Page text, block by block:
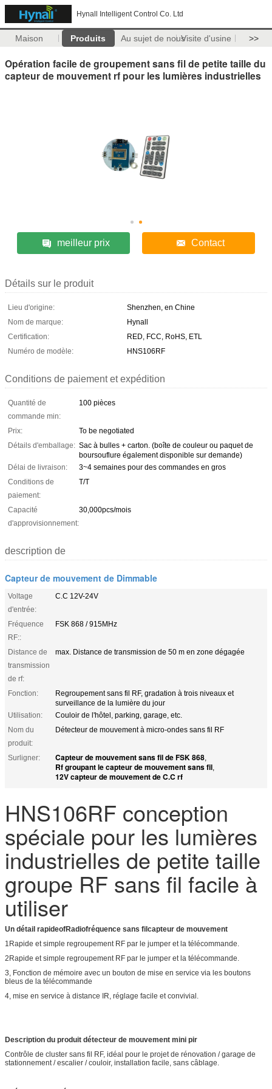
Hynall Intelligent Control Co. Ltd
Maison Produits Au sujet de nousVisite d'usine >>
Opération facile de groupement sans fil de petite taille du
capteur de mouvement rf pour les lumières industrielles
meilleur prix Contact
Détails sur le produit
Lieu d'origine:
Shenzhen, en Chine
Nom de marque:
Hynall
Certification:
RED, FCC, RoHS, ETL
Numéro de modèle:
HNS106RF
Conditions de paiement et expédition
Quantité de
commande min:
100 pièces
Prix:
To be negotiated
Détails d'emballage: Sac à bulles + carton. (boîte de couleur ou paquet de
boursouflure également disponible sur demande)
Délai de livraison:
3~4 semaines pour des commandes en gros
Conditions de
paiement:
T/T
Capacité
d'approvisionnement:
30,000pcs/mois
description de
Capteur de mouvement de Dimmable
Voltage
d'entrée:
C.C 12V-24V
Fréquence
RF::
FSK 868 / 915MHz
Distance de
transmission
de rf:
max. Distance de transmission de 50 m en zone dégagée
Fonction:
Regroupement sans fil RF, gradation à trois niveaux et
surveillance de la lumière du jour
Utilisation:
Couloir de l'hôtel, parking, garage, etc.
Nom du
produit:
Détecteur de mouvement à micro-ondes sans fil RF
Surligner: Capteur de mouvement sans fil de FSK 868,
Rf groupant le capteur de mouvement sans fil,
12V capteur de mouvement de C.C rf
HNS106RF conception
spéciale pour les lumières
industrielles de petite taille
groupe RF sans fil facile à
utiliser
Un détail rapideofRadiofréquence sans filcapteur de mouvement
1Rapide et simple regroupement RF par le jumper et la télécommande.
2Rapide et simple regroupement RF par le jumper et la télécommande.
3, Fonction de mémoire avec un bouton de mise en service via les boutons
bleus de la télécommande
4, mise en service à distance IR, réglage facile et convivial.
Description du produit détecteur de mouvement mini pir
Contrôle de cluster sans fil RF, idéal pour le projet de rénovation / garage de
stationnement / escalier / couloir, installation facile, sans câblage.